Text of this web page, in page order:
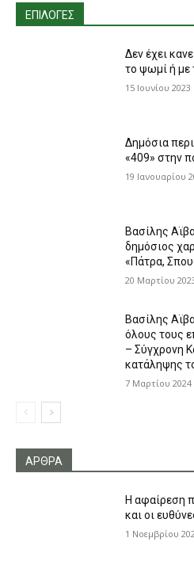
ΕΠΙΛΟΓΕΣ
Δεν έχει
το ψωμί ή με
15 Ιουνίου 2023
Δημόσια
«409» στην
19 Ιανουαρίου
Βασίλης
δημόσιος
«Πάτρα,
20 Μαρτίου
Βασίλης
όλους τους
– Σύγχρονη
κατάληψης
7 Μαρτίου 2024
ΑΡΘΡΑ
Η αφαίρεση
και οι
1 Νοεμβρίου